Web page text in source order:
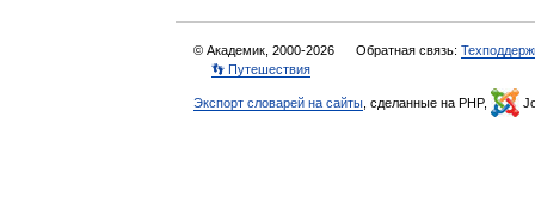
© Академик, 2000-2026 Обратная связь:
👣 Путешествия
Экспорт словарей на сайты , сделанные на PHP,